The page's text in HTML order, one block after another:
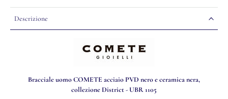
Descrizione
Bracciale uomo COMETE acciaio PVD nero e ceramica nera,
collezione District - UBR 1105